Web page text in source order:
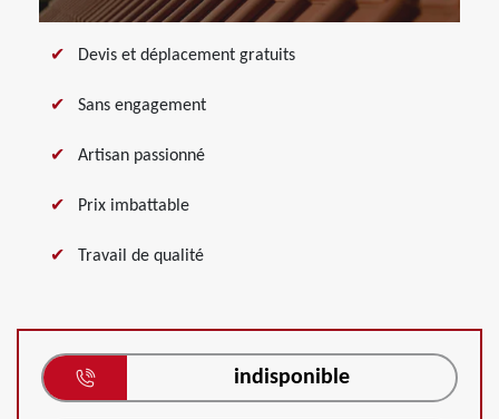
Devis et déplacement gratuits
Sans engagement
Artisan passionné
Prix imbattable
Travail de qualité
indisponible